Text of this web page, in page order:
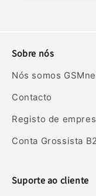
Sobre nós
Nós somos
Contacto
Registo de
Conta Grossista
Suporte ao cliente